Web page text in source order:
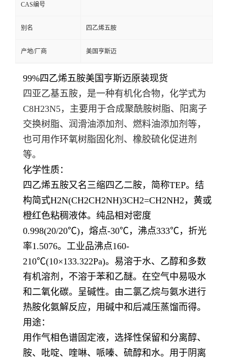
CAS编号
别名 四乙烯五胺
产地/厂商 美国亨斯迈
99%四乙烯五胺美国亨斯迈原装现货
四亚乙基五胺，是一种有机化合物，化学式为
C8H23N5，主要用于合成聚酰胺树脂、阳离子
交换树脂、润滑油添加剂、燃料油添加剂等，
也可用作环氧树脂固化剂、橡胶硫化促进剂
等。
化学性质：
四乙烯五胺又名三缩四乙二胺，简称TEP。结
构简式H2N(CH2CH2NH)3CH2=CH2NH2，黄或
橙红色粘稠液体。纯品相对密度
0.998(20/20℃)，熔点-30℃，沸点333℃，折光
率1.5076。工业品沸点160-
210℃(10×133.322Pa)。易溶于水、乙醇和多数
有机溶剂，不溶于苯和乙醚。在空气中易吸水
和二氧化碳。呈碱性。由二氯乙烷与氨水进行
热胺化氨解反应，用碱中和后减压蒸馏而得。
用途：
用作气相色谱固定液，选择性保留和分离醇、
胺、吡啶、喹啉、哌嗪、硫醇和水。用于阴离